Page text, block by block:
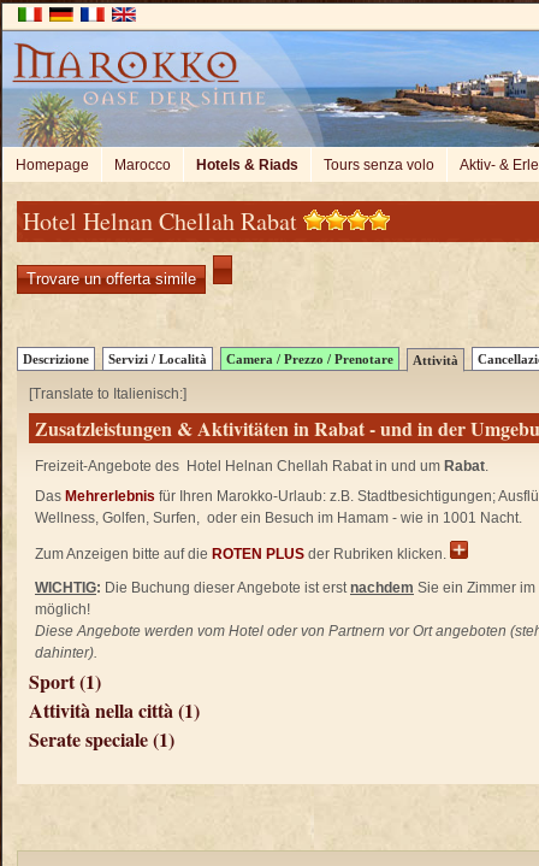
Homepage Marocco Hotels & Riads Tours senza volo Aktiv- &
Hotel Helnan Chellah Rabat
Trovare un offerta simile
Descrizione Servizi / Località Camera / Prezzo / Prenotare Attività
[Translate to Italienisch:]
Zusatzleistungen & Aktivitäten in Rabat - und in der
Freizeit-Angebote des Hotel Helnan Chellah Rabat in und um Rabat.
Das Mehrerlebnis für Ihren Marokko-Urlaub: z.B. Stadtbesichtigungen;
Wellness, Golfen, Surfen, oder ein Besuch im Hamam - wie in 1001 Nacht.
Zum Anzeigen bitte auf die ROTEN PLUS der Rubriken klicken.
WICHTIG: Die Buchung dieser Angebote ist erstnachdem Sie ein Zimmer im
möglich!
Diese Angebote werden vom Hotel oder von Partnern vor Ort angeboten
dahinter).
Sport (1)
Attività nella città (1)
Serate speciale (1)